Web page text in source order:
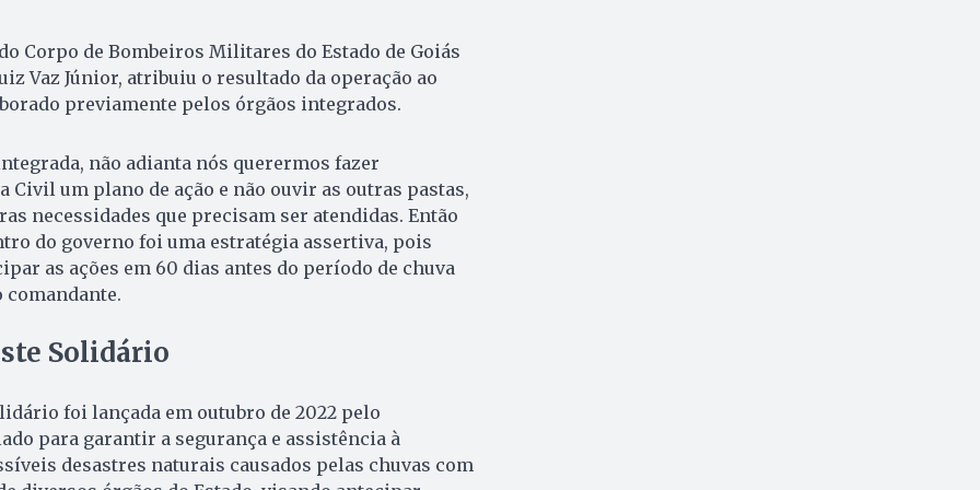
Corpo de Bombeiros Militares do Estado de Goiás
Vaz Júnior, atribuiu o resultado da operação ao
previamente pelos órgãos integrados.
não adianta nós querermos fazer
Civil um plano de ação e não ouvir as outras pastas,
necessidades que precisam ser atendidas. Então
do governo foi uma estratégia assertiva, pois
as ações em 60 dias antes do período de chuva
Solidário
foi lançada em outubro de 2022 pelo
para garantir a segurança e assistência à
desastres naturais causados pelas chuvas com